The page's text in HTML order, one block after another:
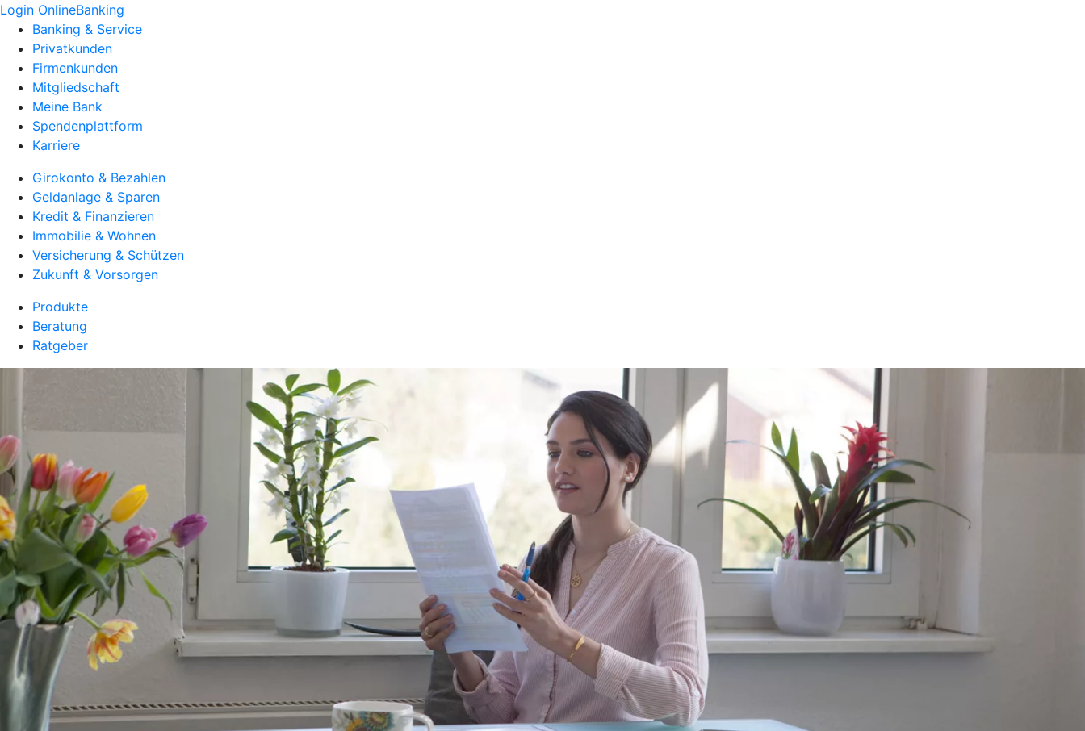
Login OnlineBanking
Banking & Service
Privatkunden
Firmenkunden
Mitgliedschaft
Meine Bank
Spendenplattform
Karriere
Girokonto & Bezahlen
Geldanlage & Sparen
Kredit & Finanzieren
Immobilie & Wohnen
Versicherung & Schützen
Zukunft & Vorsorgen
Produkte
Beratung
Ratgeber